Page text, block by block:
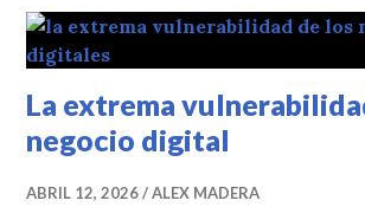
La extrema
negocio digital
ABRIL 12, 2026 ALEX MADERA